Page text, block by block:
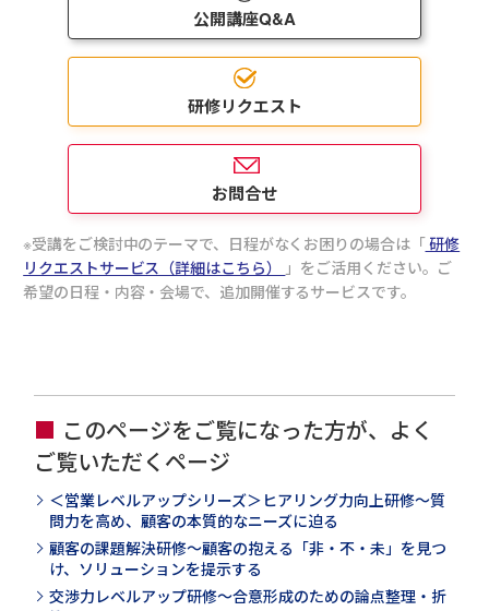
公開講座Q&A
研修リクエスト
お問合せ
受講をご検討中のテーマで、日程がなくお困りの場合は「研修
リクエストサービス（詳細はこちら）
」をご活用ください。ご
希望の日程・内容・会場で、追加開催するサービスです。
このページをご覧になった方が、よく
ご覧いただくページ
＜営業レベルアップシリーズ＞ヒアリング力向上研修～質
問力を高め、顧客の本質的なニーズに迫る
顧客の課題解決研修～顧客の抱える「非・不・未」を見つ
け、ソリューションを提示する
交渉力レベルアップ研修～合意形成のための論点整理・折